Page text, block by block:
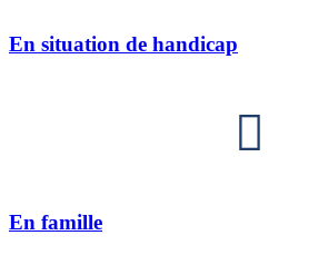
En situation de handicap
En famille